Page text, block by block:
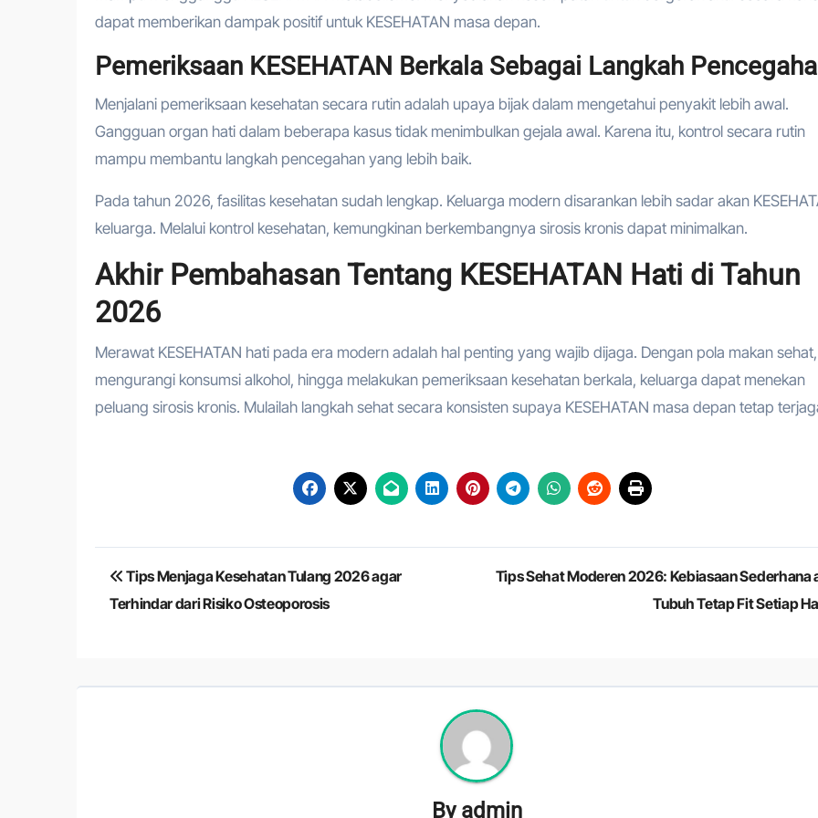
dapat memberikan dampak positif untuk KESEHATAN masa depan.
Pemeriksaan KESEHATAN Berkala Sebagai Langkah
Menjalani pemeriksaan kesehatan secara rutin adalah upaya bijak dalam mengetahui penyakit lebih awal.
Gangguan organ hati dalam beberapa kasus tidak menimbulkan gejala awal. Karena itu, kontrol secara rutin
mampu membantu langkah pencegahan yang lebih baik.
Pada tahun 2026, fasilitas kesehatan sudah lengkap. Keluarga modern disarankan lebih sadar akan
keluarga. Melalui kontrol kesehatan, kemungkinan berkembangnya sirosis kronis dapat minimalkan.
Akhir Pembahasan Tentang KESEHATAN Hati di Tahun
2026
Merawat KESEHATAN hati pada era modern adalah hal penting yang wajib dijaga. Dengan pola makan sehat,
mengurangi konsumsi alkohol, hingga melakukan pemeriksaan kesehatan berkala, keluarga dapat menekan
peluang sirosis kronis. Mulailah langkah sehat secara konsisten supaya KESEHATAN masa depan tetap
Navigasi
pos
Tips Menjaga Kesehatan Tulang 2026 agar
Terhindar dari Risiko Osteoporosis
Tips Sehat Moderen 2026: Kebiasaan Sederhana
Tubuh Tetap Fit Setiap
By admin